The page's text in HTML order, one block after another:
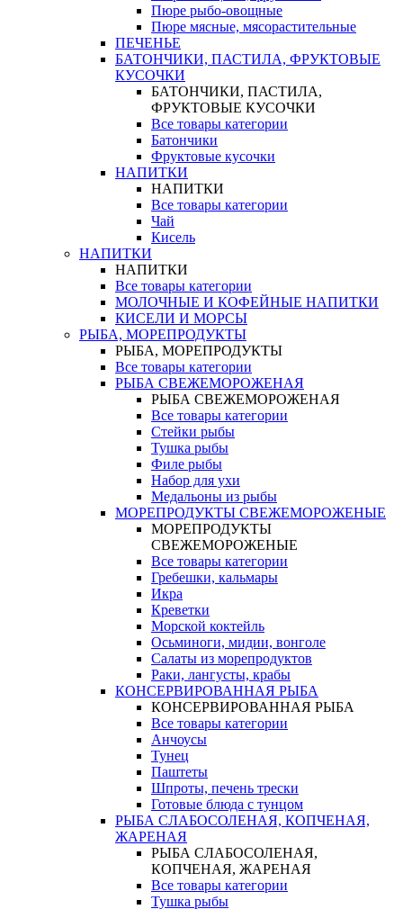
Пюре рыбо-овощные
Пюре мясные, мясорастительные
ПЕЧЕНЬЕ
БАТОНЧИКИ, ПАСТИЛА, ФРУКТОВЫЕ
КУСОЧКИ
БАТОНЧИКИ, ПАСТИЛА,
ФРУКТОВЫЕ КУСОЧКИ
Все товары категории
Батончики
Фруктовые кусочки
НАПИТКИ
НАПИТКИ
Все товары категории
Чай
Кисель
НАПИТКИ
НАПИТКИ
Все товары категории
МОЛОЧНЫЕ И КОФЕЙНЫЕ НАПИТКИ
КИСЕЛИ И МОРСЫ
РЫБА, МОРЕПРОДУКТЫ
РЫБА, МОРЕПРОДУКТЫ
Все товары категории
РЫБА СВЕЖЕМОРОЖЕНАЯ
РЫБА СВЕЖЕМОРОЖЕНАЯ
Все товары категории
Стейки рыбы
Тушка рыбы
Филе рыбы
Набор для ухи
Медальоны из рыбы
МОРЕПРОДУКТЫ СВЕЖЕМОРОЖЕНЫЕ
МОРЕПРОДУКТЫ
СВЕЖЕМОРОЖЕНЫЕ
Все товары категории
Гребешки, кальмары
Икра
Креветки
Морской коктейль
Осьминоги, мидии, вонголе
Салаты из морепродуктов
Раки, лангусты, крабы
КОНСЕРВИРОВАННАЯ РЫБА
КОНСЕРВИРОВАННАЯ РЫБА
Все товары категории
Анчоусы
Тунец
Паштеты
Шпроты, печень трески
Готовые блюда с тунцом
РЫБА СЛАБОСОЛЕНАЯ, КОПЧЕНАЯ,
ЖАРЕНАЯ
РЫБА СЛАБОСОЛЕНАЯ,
КОПЧЕНАЯ, ЖАРЕНАЯ
Все товары категории
Тушка рыбы